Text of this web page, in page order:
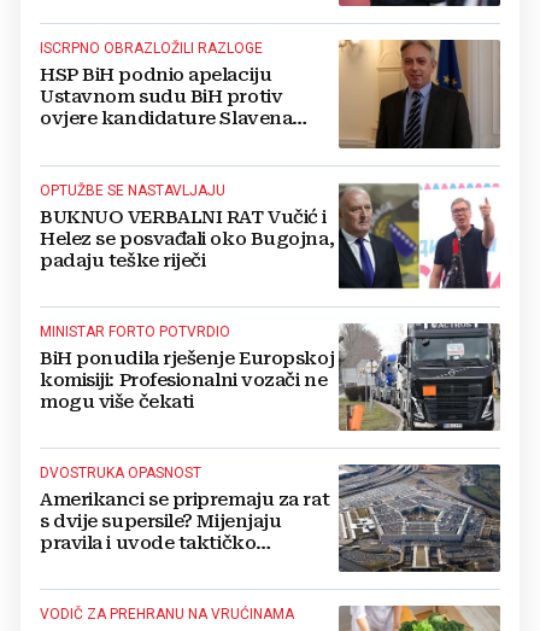
ISCRPNO OBRAZLOŽILI RAZLOGE
HSP BiH podnio apelaciju
Ustavnom sudu BiH protiv
ovjere kandidature Slavena
OPTUŽBE SE NASTAVLJAJU
BUKNUO VERBALNI RAT Vučić i
Helez se posvađali oko Bugojna,
padaju teške riječi
MINISTAR FORTO POTVRDIO
BiH ponudila rješenje Europskoj
komisiji: Profesionalni vozači ne
mogu više čekati
DVOSTRUKA OPASNOST
Amerikanci se pripremaju za rat
s dvije supersile? Mijenjaju
pravila i uvode taktičko
VODIČ ZA PREHRANU NA VRUĆINAMA